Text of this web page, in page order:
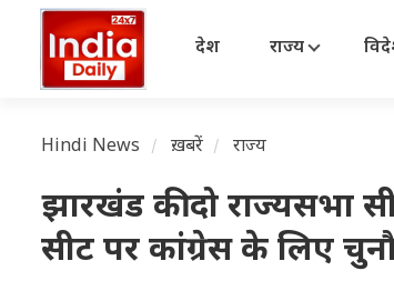
देश राज्य
Hindi News ख़बरें राज्य
झारखंड की दो राज्यसभा
सीट पर कांग्रेस के लिए